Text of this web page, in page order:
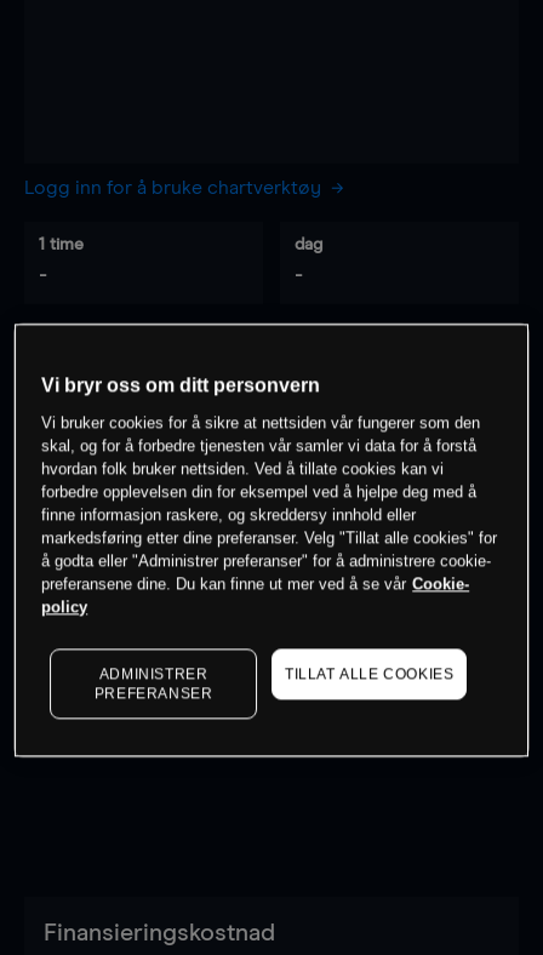
Logg inn for å bruke chartverktøy
1 time
-
dag
-
- -
0% av kunder erpå dette instrumentet
Søk om konto
Kursene er veiledende.Log in
Finansieringskostnad
Vi bryr oss om ditt personvern
Vi bruker cookies for å sikre at nettsiden vår fungerer som den
skal, og for å forbedre tjenesten vår samler vi data for å forstå
hvordan folk bruker nettsiden. Ved å tillate cookies kan vi
forbedre opplevelsen din for eksempel ved å hjelpe deg med å
finne informasjon raskere, og skreddersy innhold eller
markedsføring etter dine preferanser. Velg "Tillat alle cookies" for
å godta eller "Administrer preferanser" for å administrere cookie-
preferansene dine. Du kan finne ut mer ved å se vår Cookie-
policy
ADMINISTRER
PREFERANSER
TILLAT ALLE COOKIES